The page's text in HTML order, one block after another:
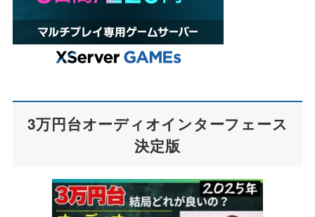
3万円台オーディオインターフェース
決定版